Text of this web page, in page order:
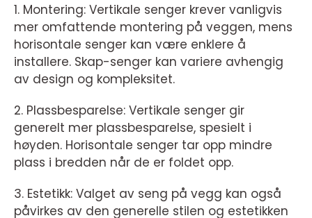
1. Montering: Vertikale senger krever vanligvis
mer omfattende montering på veggen, mens
horisontale senger kan være enklere å
installere. Skap-senger kan variere avhengig
av design og kompleksitet.
2. Plassbesparelse: Vertikale senger gir
generelt mer plassbesparelse, spesielt i
høyden. Horisontale senger tar opp mindre
plass i bredden når de er foldet opp.
3. Estetikk: Valget av seng på vegg kan også
påvirkes av den generelle stilen og estetikken